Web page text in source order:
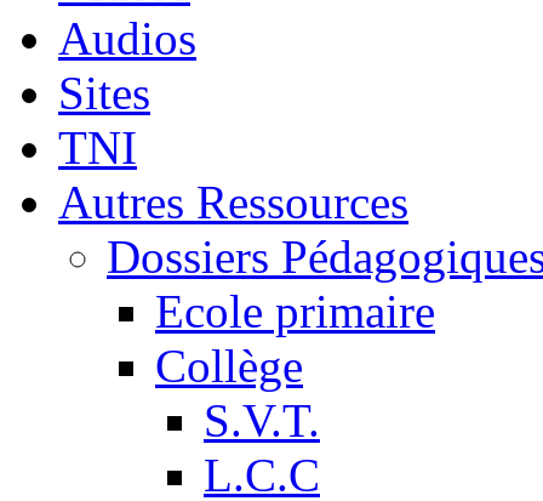
Audios
Sites
TNI
Autres Ressources
Dossiers
Ecole primaire
Collège
S.V.T.
L.C.C